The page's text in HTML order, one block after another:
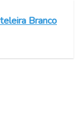
Branco